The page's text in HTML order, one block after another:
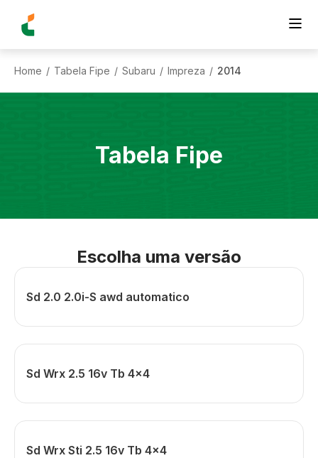
Home / Tabela Fipe / Subaru / Impreza / 2014
Tabela Fipe
Escolha uma versão
Sd 2.0 2.0i-S awd automatico
Sd Wrx 2.5 16v Tb 4x4
Sd Wrx Sti 2.5 16v Tb 4x4